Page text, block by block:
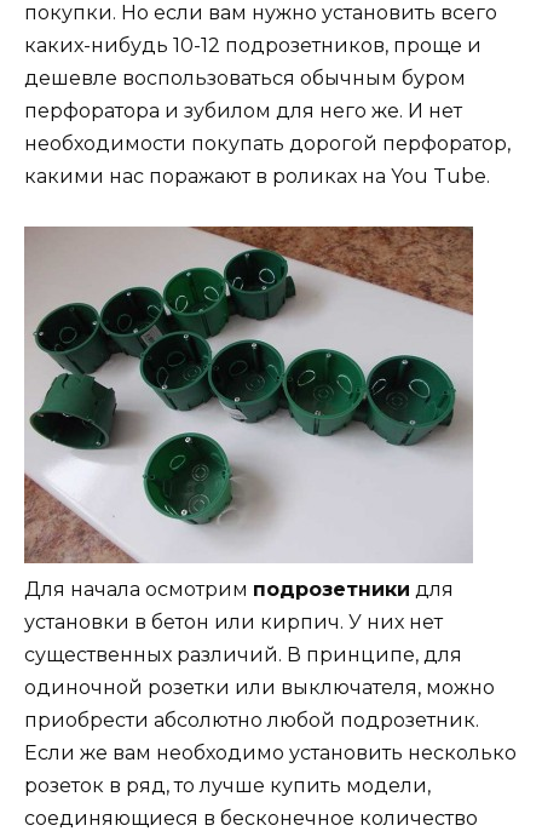
покупки. Но если вам нужно установить всего
каких-нибудь 10-12 подрозетников, проще и
дешевле воспользоваться обычным буром
перфоратора и зубилом для него же. И нет
необходимости покупать дорогой перфоратор,
какими нас поражают в роликах на You Tube.
Для начала осмотрим подрозетники для
установки в бетон или кирпич. У них нет
существенных различий. В принципе, для
одиночной розетки или выключателя, можно
приобрести абсолютно любой подрозетник.
Если же вам необходимо установить несколько
розеток в ряд, то лучше купить модели,
соединяющиеся в бесконечное количество